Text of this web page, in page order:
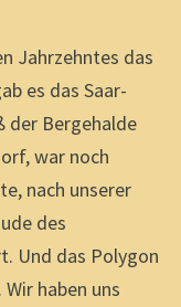
Jahrzehntes das
es das Saar-
der Bergehalde
war noch
nach unserer
des
Und das Polygon
haben uns